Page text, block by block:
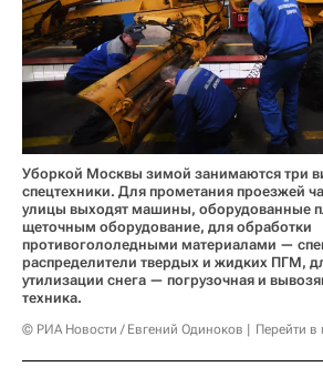
Уборкой Москвы зимой занимаются три
спецтехники. Для прометания проезжей
улицы выходят машины, оборудованные
щеточным оборудование, для обработки
противогололедными материалами —
распределители твердых и жидких ПГМ,
утилизации снега — погрузочная и
техника.
© РИА Новости / Евгений Одиноков Перейти в